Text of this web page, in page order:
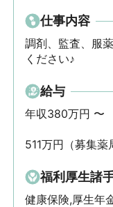
仕事内容
調剤、監査、服
ください♪
給与
年収380万円 〜
511万円（募集薬
福利厚生諸
健康保険,厚生年